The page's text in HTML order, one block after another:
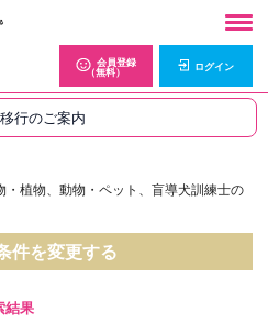
会員登録
（無料）
ログイン
行のご案内
・植物、動物・ペット、盲導犬訓練士の
件を変更する
結果